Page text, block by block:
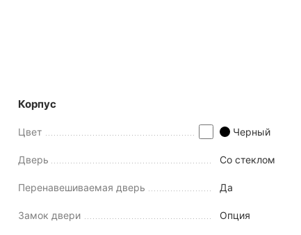
Корпус
Цвет Черный
Дверь Со стеклом
Перенавешиваемая дверь Да
Замок двери Опция